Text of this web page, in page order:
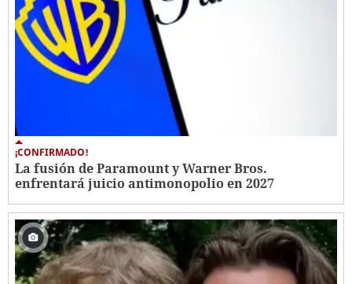
¡CONFIRMADO!
La fusión de Paramount y Warner Bros.
enfrentará juicio antimonopolio en 2027